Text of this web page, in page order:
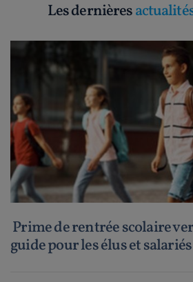
Les dernières
Prime de rentrée scolaire
guide pour les élus et salariés